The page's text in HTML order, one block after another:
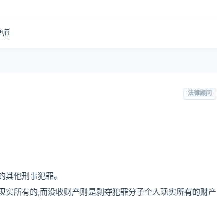
师
法律顾问
他刑事犯罪。
所有的;而没收财产则是剥夺犯罪分子个人现实所有的财产